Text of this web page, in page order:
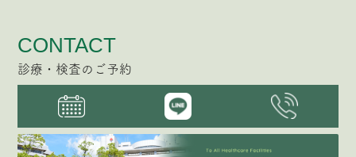
CONTACT
診療・検査のご予約